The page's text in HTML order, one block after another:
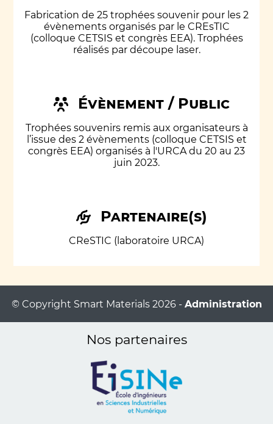
Fabrication de 25 trophées souvenir pour les 2
évènements organisés par le CREsTIC
(colloque CETSIS et congrès EEA). Trophées
réalisés par découpe laser.
Partenaire(s)
CReSTIC (laboratoire URCA)
Évènement / Public
Trophées souvenirs remis aux organisateurs à
l’issue des 2 évènements (colloque CETSIS et
congrès EEA) organisés à l'URCA du 20 au 23
juin 2023.
© Copyright Smart Materials 2026 - Administration
Nos partenaires